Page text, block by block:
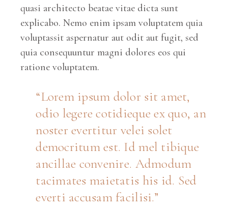
quasi architecto beatae vitae dicta sunt
explicabo. Nemo enim ipsam voluptatem quia
voluptassit aspernatur aut odit aut fugit, sed
quia consequuntur magni dolores eos qui
ratione voluptatem.
Lorem ipsum dolor sit amet,
odio legere cotidieque ex quo, an
noster evertitur velei solet
democritum est. Id mel tibique
ancillae convenire. Admodum
tacimates maietatis his id. Sed
everti accusam facilisi.